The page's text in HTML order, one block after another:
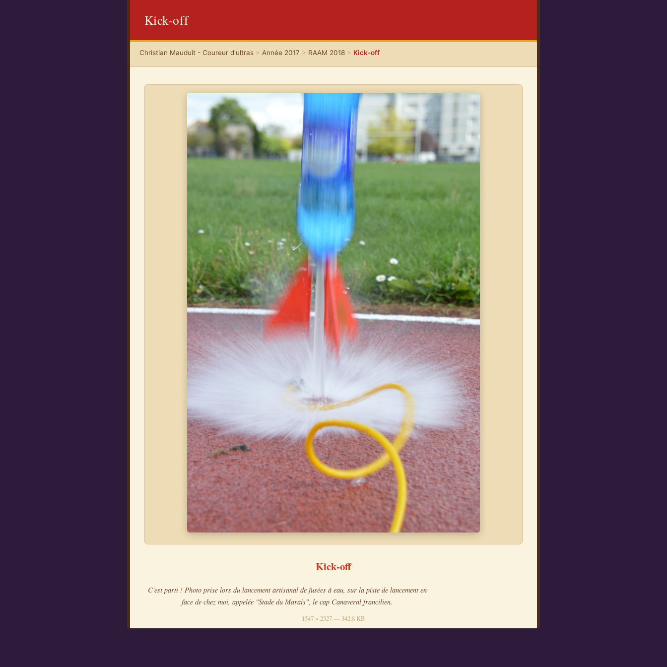
Kick-off
Christian Mauduit - Coureur d'ultras > Année 2017 > RAAM 2018 > Kick-off
Kick-off
C'est parti ! Photo prise lors du lancement artisanal de fusées à eau, sur la piste de lancement en
face de chez moi, appelée "Stade du Marais", le cap Canaveral francilien.
1547 × 2327 — 342.8 KB